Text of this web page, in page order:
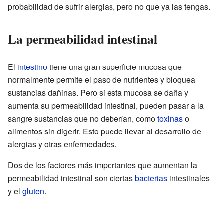
probabilidad de sufrir alergias, pero no que ya las tengas.
La permeabilidad intestinal
El intestinotiene una gran superficie mucosa que
normalmente permite el paso de nutrientes y bloquea
sustancias dañinas. Pero si esta mucosa se daña y
aumenta su permeabilidad intestinal, pueden pasar a la
sangre sustancias que no deberían, comotoxinaso
alimentos sin digerir. Esto puede llevar al desarrollo de
alergias y otras enfermedades.
Dos de los factores más importantes que aumentan la
permeabilidad intestinal son ciertasbacterias intestinales
y el gluten.